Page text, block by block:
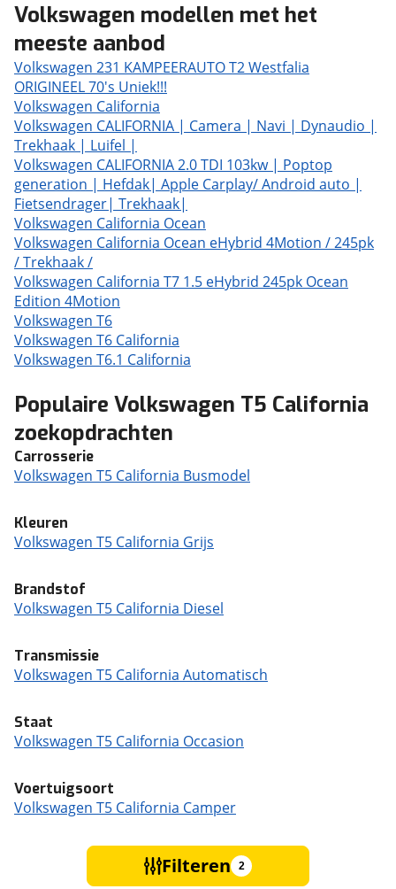
Volkswagen modellen met het
meeste aanbod
Volkswagen 231 KAMPEERAUTO T2 Westfalia
ORIGINEEL 70's Uniek!!!
Volkswagen California
Volkswagen CALIFORNIA | Camera | Navi | Dynaudio |
Trekhaak | Luifel |
Volkswagen CALIFORNIA 2.0 TDI 103kw | Poptop
generation | Hefdak| Apple Carplay/ Android auto |
Fietsendrager| Trekhaak|
Volkswagen California Ocean
Volkswagen California Ocean eHybrid 4Motion / 245pk
/ Trekhaak /
Volkswagen California T7 1.5 eHybrid 245pk Ocean
Edition 4Motion
Volkswagen T6
Volkswagen T6 California
Volkswagen T6.1 California
Populaire Volkswagen T5 California
zoekopdrachten
Carrosserie
Volkswagen T5 California Busmodel
Kleuren
Volkswagen T5 California Grijs
Brandstof
Volkswagen T5 California Diesel
Transmissie
Volkswagen T5 California Automatisch
Staat
Volkswagen T5 California Occasion
Voertuigsoort
Volkswagen T5 California Camper
Filteren 2